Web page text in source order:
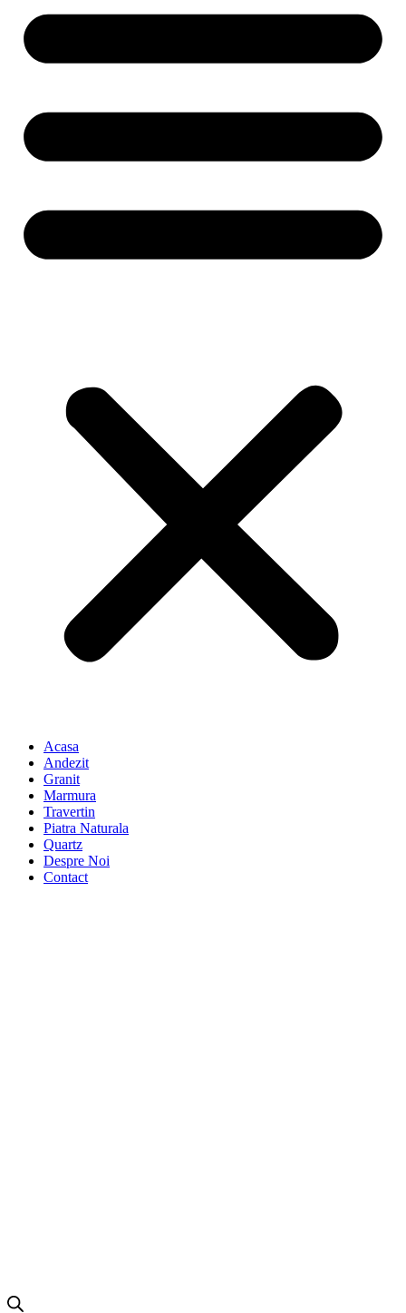
Acasa
Andezit
Granit
Marmura
Travertin
Piatra Naturala
Quartz
Despre Noi
Contact